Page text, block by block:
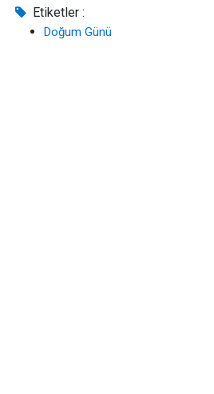
Etiketler :
Doğum Günü